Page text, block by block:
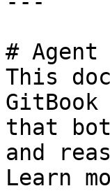
#
This
that
and
Learn